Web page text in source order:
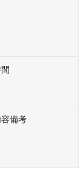
備考